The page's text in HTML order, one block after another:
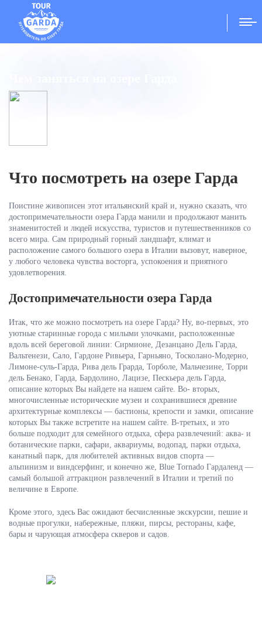
Что посмотреть на озере Гарда
Поистине живописен этот итальянский край и, нужно сказать, что
достопримечательности озера Гарда манили и продолжают манить
знаменитостей и людей искусства, туристов и путешественников со
всего мира. Сам природный горный ландшафт, климат и
расположение самого большого озера в Италии вызовут, наверное,
у любого человека чувства восторга, успокоения и приятного
удовлетворения.
Достопримечательности озера Гарда
Итак, что же можно посмотреть на озере Гарда? Ну, во-первых, это
уютные старинные города с милыми улочками, расположенные
вдоль всей береговой линии: Сирмионе, Дезанцано Дель Гарда,
Вальтенези, Сало, Гардоне Ривьера, Гарньяно, Тосколано-Модерно,
Лимоне-суль-Гарда, Рива дель Грарда, Торболе, Мальчезине, Торри
дель Бенако, Гарда, Бардолино, Лацизе, Пескьера дель Гарда,
описание которых Вы найдете на нашем сайте. Во- вторых,
многочисленные исторические музеи и сохранившиеся древние
архитектурные комплексы — бастионы, крепости и замки, описание
которых Вы также встретите на нашем сайте. В-третьих, и это
больше подходит для семейного отдыха, сфера развлечений: аква- и
ботанические парки, сафари, аквариумы, водопад, парки отдыха,
канатный парк, для любителей активных видов спорта —
альпинизм и виндсерфинг, и конечно же, Blue Tornado Гардаленд —
самый большой аттракцион развлечений в Италии и третий по
величине в Европе.
Кроме этого, здесь Вас ожидают бесчисленные экскурсии, пешие и
водные прогулки, набережные, пляжи, пирсы, рестораны, кафе,
бары и чарующая атмосфера скверов и садов.